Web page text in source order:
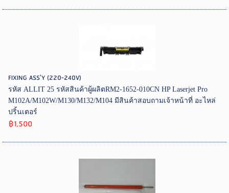
FIXING ASS'Y (220-240V)
รหัส ALLIT 25 รหัสสินค้าผู้ผลิตRM2-1652-010CN HP Laserjet Pro
M102A/M102W/M130/M132/M104 มีสินค้าสอบถามเจ้าหน้าที่ อะไหล่
ปริ้นเตอร์
฿1,500